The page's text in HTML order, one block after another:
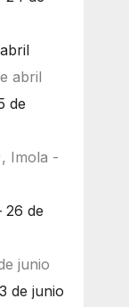
abril
de
Imola -
26 de
junio
de junio